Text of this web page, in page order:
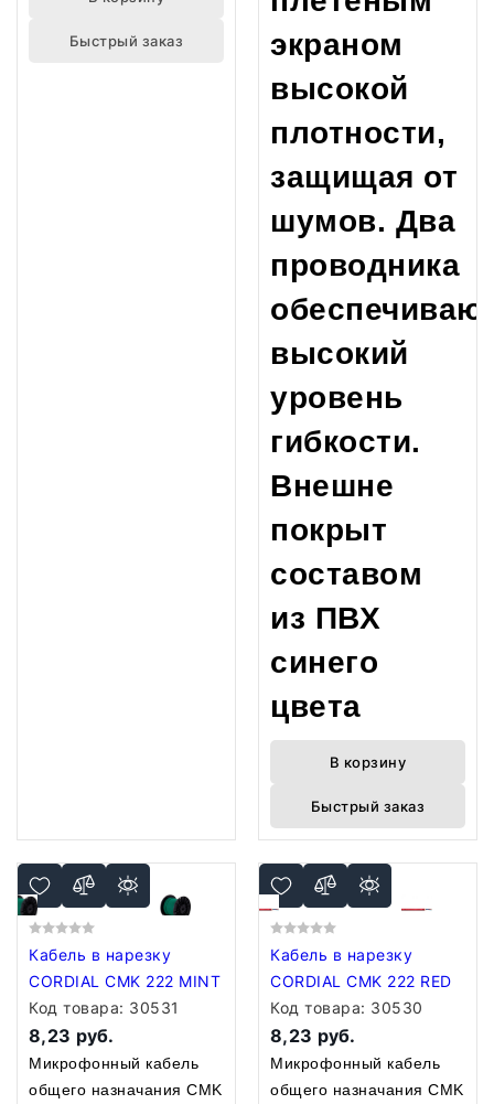
Быстрый заказ
экраном
высокой
плотности,
защищая от
шумов. Два
проводника
высокий
уровень
гибкости.
Внешне
покрыт
составом
из ПВХ
синего
цвета
В корзину
Быстрый заказ
Кабель в нарезку
CORDIAL CMK 222 MINT
Код товара: 30531
8,23 руб.
Микрофонный кабель
общего назначания CMK
Кабель в нарезку
CORDIAL CMK 222 RED
Код товара: 30530
8,23 руб.
Микрофонный кабель
общего назначания CMK